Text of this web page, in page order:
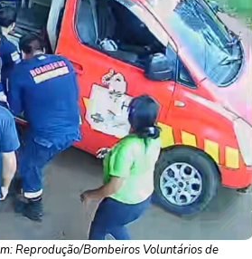
Reprodução/Bombeiros Voluntários de